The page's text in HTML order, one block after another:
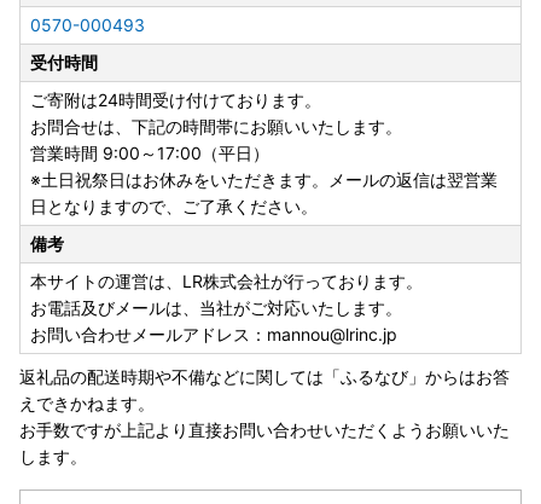
・フルーツ・野菜等の返礼品について
天災・天候等の諸事情の影響による収穫量の激減、著しい品
質問題などが生じた場合には発送順延、発送不可となる場合
がございます。
発送不可となった場合には別の返礼品を代品としてお送りす
るなどの対応をさせていただきます。
・寄附者様ご都合での受取不可について
長期不在など、寄附者様のご都合でお受け取りできなかった
場合の再送はいたしかねます。
お受け取りできない期間があらかじめわかっている場合に
は、お手数ですがお申し込み時に「備考欄」へご記入いただ
き、必ずお知らせください。
・寄附申し込みのキャンセル、返礼品の変更・返品はできま
せん。
《熊本地震により被災された皆さまへ/配送遅延のお知ら
せ》
0570-000493
受付時間
ご寄附は24時間受け付けております。
お問合せは、下記の時間帯にお願いいたします。
営業時間 9:00～17:00（平日）
※土日祝祭日はお休みをいただきます。メールの返信は翌営業
日となりますので、ご了承ください。
備考
本サイトの運営は、LR株式会社が行っております。
お電話及びメールは、当社がご対応いたします。
お問い合わせメールアドレス：mannou@lrinc.jp
返礼品の配送時期や不備などに関しては「ふるなび」からはお答
えできかねます。
お手数ですが上記より直接お問い合わせいただくようお願いいた
します。